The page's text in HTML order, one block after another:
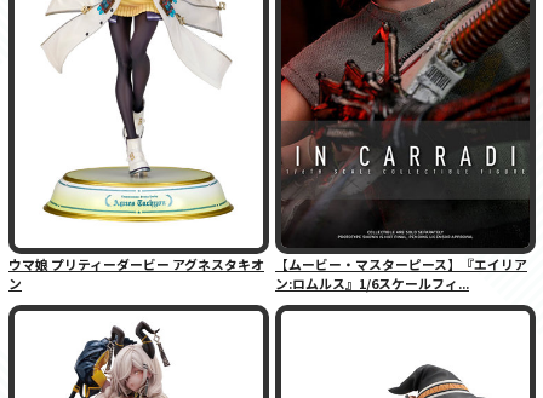
ウマ娘 プリティーダービー アグネスタキオ
ン
【ムービー・マスターピース】『エイリア
ン:ロムルス』1/6スケールフィ...